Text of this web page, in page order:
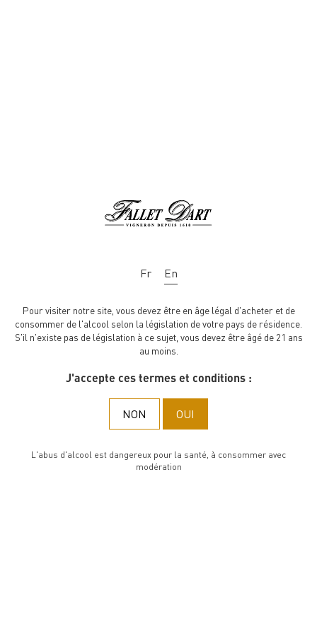
Dear Customer,
Fallet-Dart will be closed exceptionally on Friday 25th from 5 pm
and Saturday 26th of october 2024 all day long. Thank you for your
understanding.
FERMER
Fr En
Pour visiter notre site, vous devez être en âge légal d'acheter et de
consommer de l'alcool selon la législation de votre pays de résidence.
S'il n'existe pas de législation à ce sujet, vous devez être âgé de 21 ans
au moins.
J'accepte ces termes et conditions :
NON OUI
L'abus d'alcool est dangereux pour la santé, à consommer avec
modération